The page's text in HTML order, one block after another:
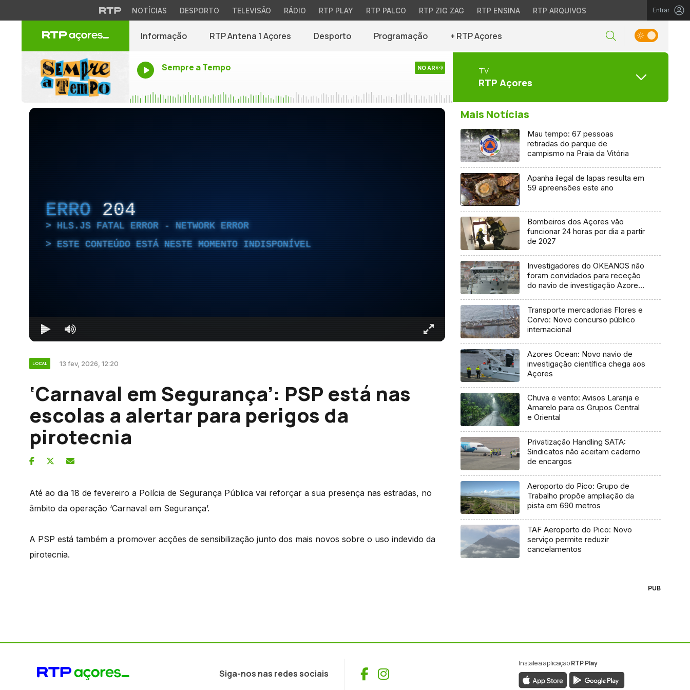
NOTÍCIAS DESPORTO TELEVISÃO RÁDIO RTP PLAY RTP PALCO RTP ZIG ZAG RTP ENSINA RTP ARQUIVOS Entrar
Informação RTP Antena 1 Açores Desporto Programação + RTP Açores
Sempre a Tempo NO AR TV
RTP Açores
ERRO 204
HLS.JS FATAL ERROR - NETWORK ERROR
ESTE CONTEÚDO ESTÁ NESTE MOMENTO INDISPONÍVEL
LOCAL 13 fev, 2026, 12:20
‘Carnaval em Segurança’: PSP está nas
escolas a alertar para perigos da
pirotecnia
Até ao dia 18 de fevereiro a Polícia de Segurança Pública vai reforçar a sua presença nas estradas, no
âmbito da operação ‘Carnaval em Segurança’.
A PSP está também a promover acções de sensibilização junto dos mais novos sobre o uso indevido da
pirotecnia.
Mais Notícias
Mau tempo: 67 pessoas
retiradas do parque de
campismo na Praia da Vitória
Apanha ilegal de lapas resulta em
59 apreensões este ano
Bombeiros dos Açores vão
funcionar 24 horas por dia a partir
de 2027
Investigadores do OKEANOS não
foram convidados para receção
do navio de investigação Azores
Transporte mercadorias Flores e
Corvo: Novo concurso público
internacional
Azores Ocean: Novo navio de
investigação científica chega aos
Açores
Chuva e vento: Avisos Laranja e
Amarelo para os Grupos Central
e Oriental
Privatização Handling SATA:
Sindicatos não aceitam caderno
de encargos
Aeroporto do Pico: Grupo de
Trabalho propõe ampliação da
pista em 690 metros
TAF Aeroporto do Pico: Novo
serviço permite reduzir
cancelamentos
PUB
Siga-nos nas redes sociais Facebook
Instagram
Instale a aplicaçãoRTP Play